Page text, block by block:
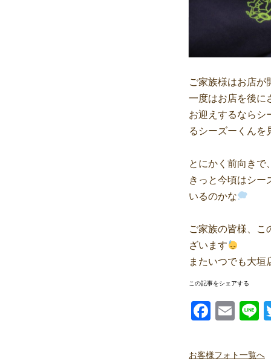
ご家族様はお店が
一度はお店を後に
お迎えするならシ
るシーズーくんを
とにかく前向きで
きっと今頃はシー
いるのかな
ご家族の皆様、こ
ざいます
またいつでも大垣
この記事をシェアする
FacebookEmail
お客様フォト一覧へ